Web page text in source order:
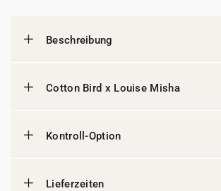
Beschreibung
Cotton Bird x Louise Misha
Kontroll-Option
Lieferzeiten